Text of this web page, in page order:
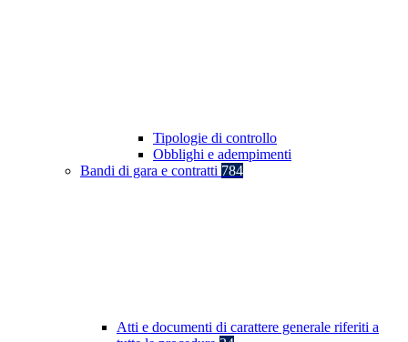
Tipologie di controllo
Obblighi e adempimenti
Bandi di gara e contratti 784
Atti e documenti di carattere generale riferiti a